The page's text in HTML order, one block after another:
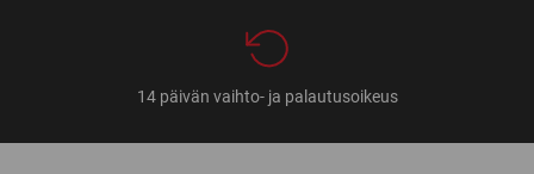
14 päivän vaihto- ja palautusoikeus